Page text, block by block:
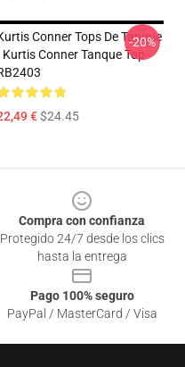
Conner Tops De Tanque
Kurtis Conner Tanque Top
€$24.45
-20%
Compra con confianza
Protegido 24/7 desde los clics
hasta la entrega
Pago 100% seguro
PayPal / MasterCard / Visa